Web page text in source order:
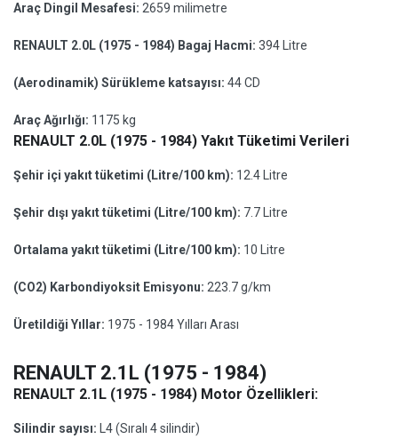
Araç Dingil Mesafesi: 2659 milimetre
RENAULT 2.0L (1975 - 1984) Bagaj Hacmi: 394 Litre
(Aerodinamik) Sürükleme katsayısı: 44 CD
Araç Ağırlığı: 1175 kg
RENAULT 2.0L (1975 - 1984) Yakıt Tüketimi Verileri
Şehir içi yakıt tüketimi (Litre/100 km): 12.4 Litre
Şehir dışı yakıt tüketimi (Litre/100 km): 7.7 Litre
Ortalama yakıt tüketimi (Litre/100 km): 10 Litre
(CO2) Karbondiyoksit Emisyonu: 223.7 g/km
Üretildiği Yıllar: 1975 - 1984 Yılları Arası
RENAULT 2.1L (1975 - 1984)
RENAULT 2.1L (1975 - 1984) Motor Özellikleri:
Silindir sayısı: L4 (Sıralı 4 silindir)